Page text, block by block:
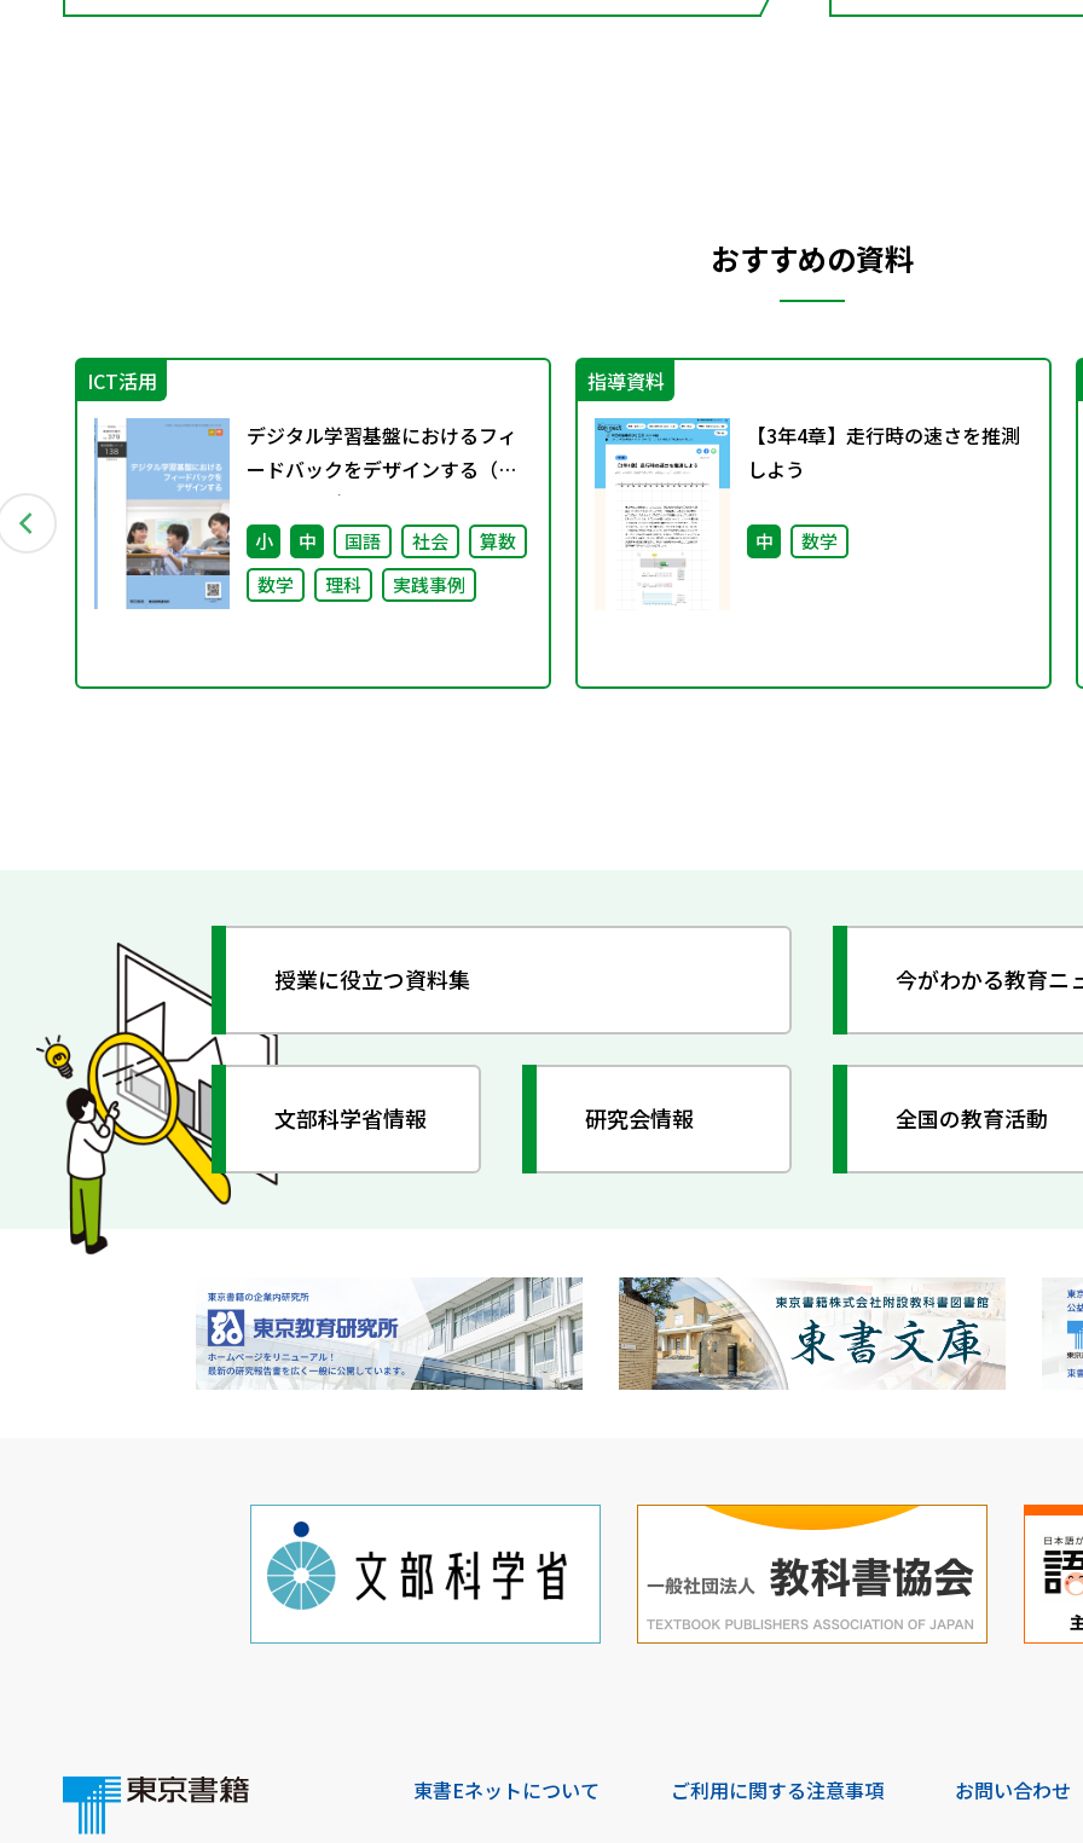
おすすめの資料
ICT活用
デジタル学習基盤におけるフィ
ードバックをデザインする（特
別課題138）
小 中 国語 社会
算数
数学
理科 実践事例
指導資料
【3年4章】走行時の速さを推測
しよう
中 数学
授業に役立つ資料集 今がわかる教育ニ
文部科学省情報 研究会情報 全国の教育活動
東書Eネットについて ご利用に関する注意事項 お問い合わせ